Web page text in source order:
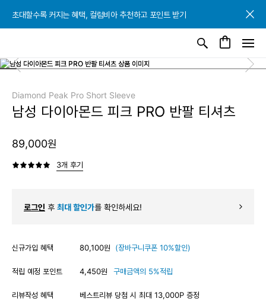
초대할수록 커지는 혜택, 컬럼비아 추천하고 포인트 받기
초대할수록 커지는 혜택, 컬럼비아 추천하고 포인트 받기
초대할수록 커지는 혜택, 컬럼비아 추천하고 포인트 받기
Diamond Peak Pro Short Sleeve
남성 다이아몬드 피크 PRO 반팔 티셔츠
89,000원
3개 후기
로그인 후 최대 할인가를 확인하세요!
신규가입 혜택 80,100원 (장바구니쿠폰 10%할인)
적립 예정 포인트 4,450원 구매금액의 5%적립
리뷰작성 혜택 베스트리뷰 당첨 시 최대 13,000P 증정